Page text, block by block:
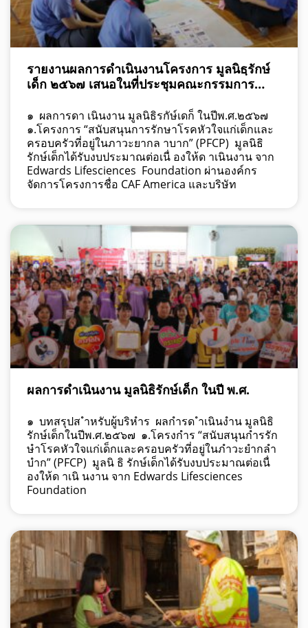
รายงานผลการดำเนินงานโครงการ มูลนิธฺรักษ์
เด็ก ๒๕๖๗ เสนอในที่ประชุมคณะกรรมการ
๑ ผลการดา เนินงาน มูลนิธิรกัษ์เดก็ ในปีพ.ศ.๒๕๖๗
๑.โครงการ “สนับสนุนการรักษาโรคหัวใจแก่เด็กและ
ครอบครัวที่อยู่ในภาวะยากล าบาก” (PFCP) มูลนิธิ
รักษ์เด็กได้รับงบประมาณต่อเนื่ องให้ด าเนินงาน จาก
Edwards Lifesciences Foundation ผ่านองค์กร
จัดการโครงการชื่อ CAF America และบริษัท
ผลการดำเนินงาน มูลนิธิรักษ์เด็ก ในปี พ.ศ.
๑ บทสรุปส ำหรับผู้บริหำร ผลกำรด ำเนินงำน มูลนิธิ
รักษ์เด็กในปีพ.ศ.๒๕๖๗ ๑.โครงกำร “สนับสนุนกำรรัก
ษำโรคหัวใจแก่เด็กและครอบครัวที่อยู่ในภำวะยำกลำ
บำก” (PFCP) มูลนิ ธิ รักษ์เด็กได้รับงบประมาณต่อเนื่
องให้ด าเนิ นงาน จาก Edwards Lifesciences
Foundation